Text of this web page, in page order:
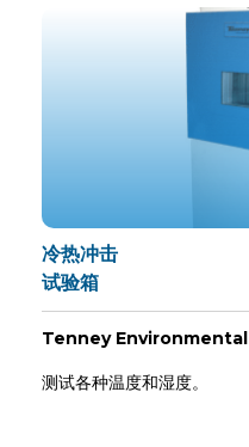
冷热冲击
试验箱
Tenney Environmental
测试各种温度和湿度。